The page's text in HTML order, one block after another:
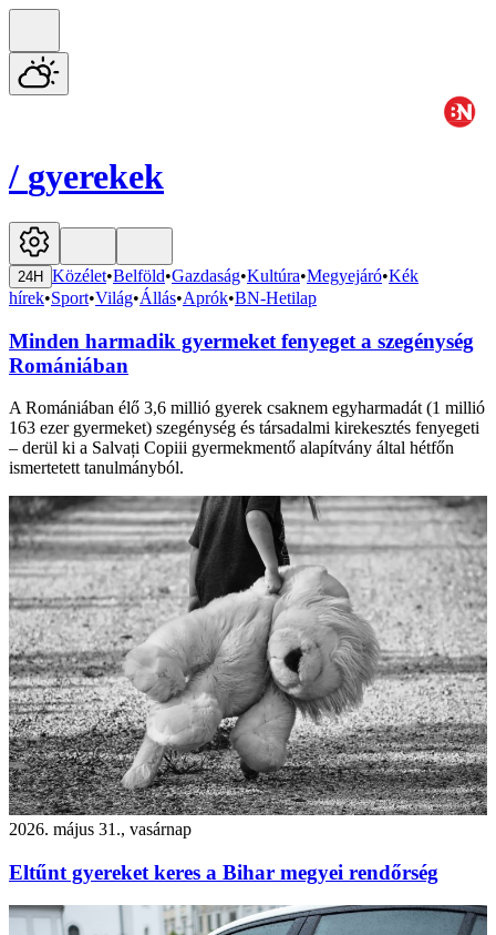
/ gyerekek
24H Közélet•Belföld•Gazdaság•Kultúra•Megyejáró•Kék
hírek•Sport•Világ•Állás•Aprók•BN-Hetilap
Minden harmadik gyermeket fenyeget a szegénység
Romániában
A Romániában élő 3,6 millió gyerek csaknem egyharmadát (1 millió
163 ezer gyermeket) szegénység és társadalmi kirekesztés fenyegeti
– derül ki a Salvați Copiii gyermekmentő alapítvány által hétfőn
ismertetett tanulmányból.
2026. május 31., vasárnap
Eltűnt gyereket keres a Bihar megyei rendőrség